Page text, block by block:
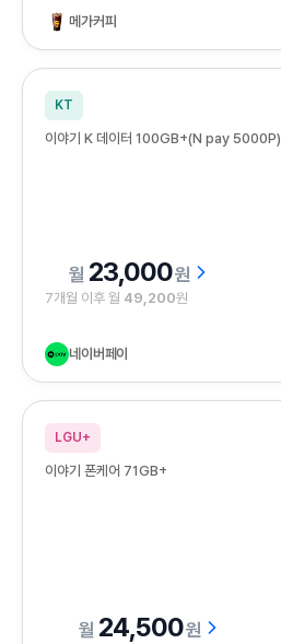
메가커피
KT
이야기 K 데이터 100GB+(N pay 5000P)
23,000원
7개월 이후 월 49,200원
네이버페이
LGU+
이야기 폰케어 71GB+
24,500원